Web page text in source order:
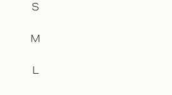
S
M
L